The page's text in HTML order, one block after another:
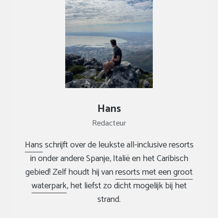
Hans
Redacteur
Hansschrijft over de leukste all-inclusive resorts
in onder andere Spanje, Italië en het Caribisch
gebied! Zelf houdt hij vanresorts met een groot
waterpark, het liefst zo dicht mogelijk bij het
strand.